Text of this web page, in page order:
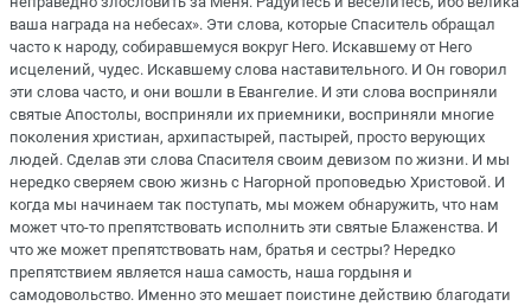
ваша награда на небесах». Эти слова, которые Спаситель обращал
часто к народу, собиравшемуся вокруг Него. Искавшему от Него
исцелений, чудес. Искавшему слова наставительного. И Он говорил
эти слова часто, и они вошли в Евангелие. И эти слова восприняли
святые Апостолы, восприняли их приемники, восприняли многие
поколения христиан, архипастырей, пастырей, просто верующих
людей. Сделав эти слова Спасителя своим девизом по жизни. И мы
нередко сверяем свою жизнь с Нагорной проповедью Христовой. И
когда мы начинаем так поступать, мы можем обнаружить, что нам
может что-то препятствовать исполнить эти святые Блаженства. И
что же может препятствовать нам, братья и сестры? Нередко
препятствием является наша самость, наша гордыня и
самодовольство. Именно это мешает поистине действию благодати